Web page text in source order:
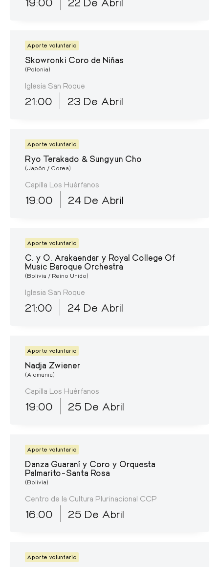
Aporte voluntario
Skowronki Coro de Niñas
(Polonia)
Iglesia San Roque
21:00 23 De Abril
Aporte voluntario
Ryo Terakado & Sungyun Cho
(Japón / Corea)
Capilla Los Huérfanos
19:00 24 De Abril
Aporte voluntario
C. y O. Arakaendar y Royal College Of
Music Baroque Orchestra
(Bolivia / Reino Unido)
Iglesia San Roque
21:00 24 De Abril
Aporte voluntario
Nadja Zwiener
(Alemania)
Capilla Los Huérfanos
19:00 25 De Abril
Aporte voluntario
Danza Guaraní y Coro y Orquesta
Palmarito-Santa Rosa
(Bolivia)
Centro de la Cultura Plurinacional CCP
16:00 25 De Abril
Aporte voluntario